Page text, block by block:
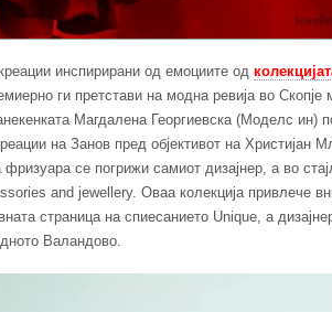
инспирирани од емоциите од
ги претстави на модна ревија во Скопје
Магдалена Георгиевска (Моделс ин)
на Занов пред објективот на
се погрижи самиот дизајнер, а во
and jewellery. Оваа колекција привлече
страница на спиесанието Unique, а
Валандово.